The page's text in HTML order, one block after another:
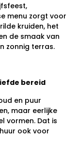
menu zorgt voor
kruiden, het
de smaak van
zonnig terras.
bereid
en puur
maar eerlijke
vormen. Dat is
ook voor